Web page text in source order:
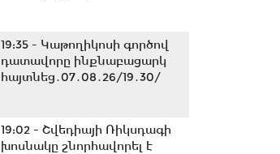
19:35 - Կաթողիկոսի գործով
դատավորը ինքնաբացարկ
հայտնեց․07․08․26/19․30/
19:02 - Շվեդիայի Ռիկսդագի
խոսնակը շնորհավորել է